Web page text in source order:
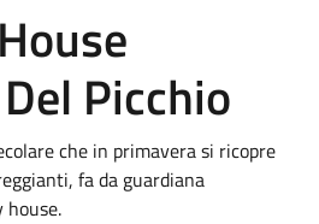
Picchio
che in primavera si ricopre
fa da guardiana
house.